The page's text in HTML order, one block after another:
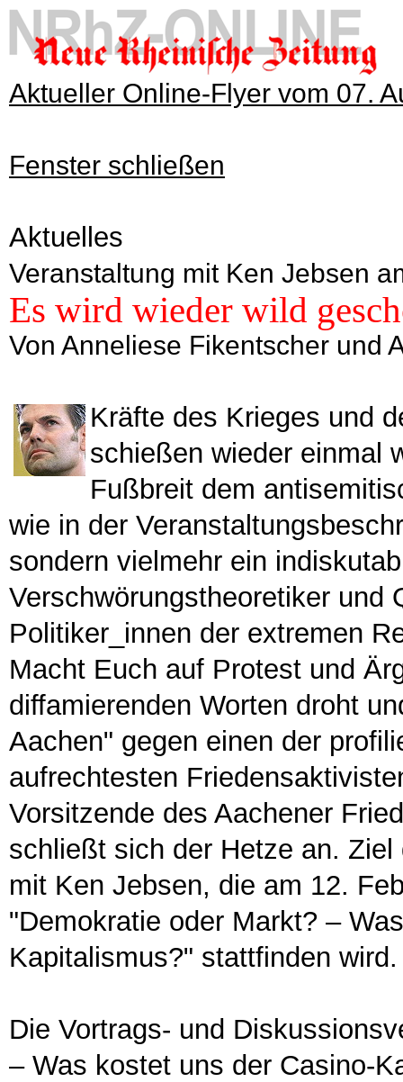
Aktueller Online-Flyer vom 07.
Fenster schließen
Aktuelles
Veranstaltung mit Ken Jebsen
Es wird wieder wild
Von Anneliese Fikentscher und
Kräfte des Krieges und
schießen wieder einmal
Fußbreit dem
wie in der
sondern vielmehr ein
Verschwörungstheoretiker und
Politiker_innen der extremen
Macht Euch auf Protest und
diffamierenden Worten droht
Aachen" gegen einen der
aufrechtesten
Vorsitzende des Aachener
schließt sich der Hetze an.
mit Ken Jebsen, die am 12.
"Demokratie oder Markt? –
Kapitalismus?" stattfinden wird.
Die Vortrags- und
– Was kostet uns der Casino-